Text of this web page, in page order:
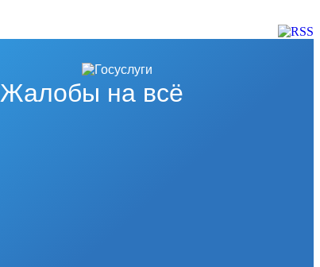
Жалобы на всё